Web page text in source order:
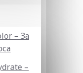
– За
–